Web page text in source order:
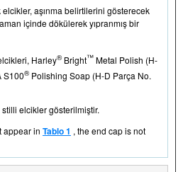
aşınma belirtilerini gösterecek
içinde dökülerek yıpranmış bir
Harley®Bright™ Metal Polish (H-
S100®Polishing Soap (H-D Parça No.
elcikler gösterilmiştir.
appear in Tablo 1 , the end cap is not